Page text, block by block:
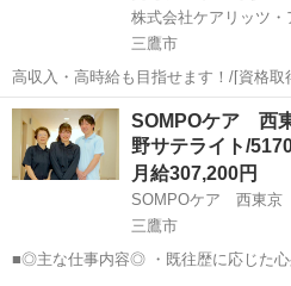
三鷹市
高収入・高時給も目指せます！/[資格取
得が目指せる！(初任者研修・実務者研
活躍できる！/定年65歳以上 【施設名】 株式会社ケアリッツ・アン
ド・パートナーズ ...
東京 三鷹市
SOMPOケア 西
野サテライト/
月給307,200円
三鷹市
■◎主な仕事内容◎ ・既往歴に応じた心